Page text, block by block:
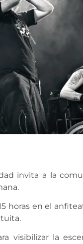
invita a la
horas en el
visibilizar la